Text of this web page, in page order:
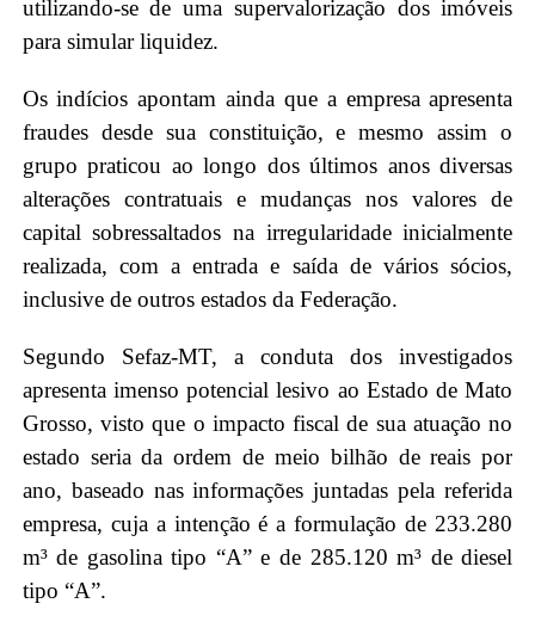
utilizando-se de uma supervalorização dos imóveis
para simular liquidez.
Os indícios apontam ainda que a empresa apresenta
fraudes desde sua constituição, e mesmo assim o
grupo praticou ao longo dos últimos anos diversas
alterações contratuais e mudanças nos valores de
capital sobressaltados na irregularidade inicialmente
realizada, com a entrada e saída de vários sócios,
inclusive de outros estados da Federação.
Segundo Sefaz-MT, a conduta dos investigados
apresenta imenso potencial lesivo ao Estado de Mato
Grosso, visto que o impacto fiscal de sua atuação no
estado seria da ordem de meio bilhão de reais por
ano, baseado nas informações juntadas pela referida
empresa, cuja a intenção é a formulação de 233.280
m³ de gasolina tipo “A” e de 285.120 m³ de diesel
tipo “A”.